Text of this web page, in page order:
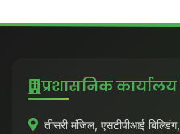
प्रशासनिक कार्यालय
तीसरी मंजिल, एसटीपीआई बिल्डिंग,